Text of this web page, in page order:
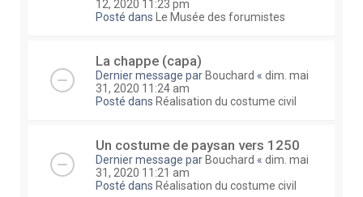
12, 2020 11:23 pm
Posté dans
Le Musée des forumistes
La chappe (capa)
Dernier message par Bouchard « dim. mai
31, 2020 11:24 am
Posté dans Réalisation du costume civil
Un costume de paysan vers 1250
Dernier message par Bouchard « dim. mai
31, 2020 11:21 am
Posté dans Réalisation du costume civil